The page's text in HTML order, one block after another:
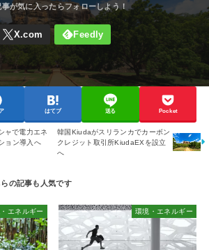
はてブ 送る Pocket
ャで電力エネ
ョン導入へ
韓国Kiudaがスリランカでカーボン
クレジット取引所KiudaEXを設立
へ
エネルギー 環境・エネルギー